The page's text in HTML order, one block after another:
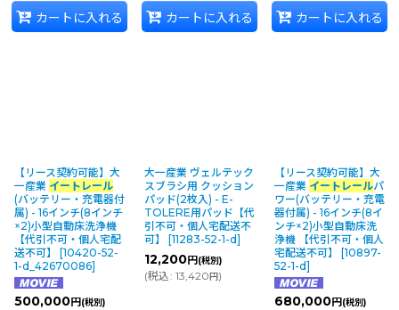
カートに入れる カートに入れる カートに入れる
【リース契約可能】大
一産業 イートレール
(バッテリー・充電器付
属) - 16インチ(8インチ
×2)小型自動床洗浄機
【代引不可・個人宅配
送不可】
[10420-52-
1-d_42670086]
500,000円 (税別)
大一産業 ヴェルテック
スブラシ用 クッション
パッド(2枚入) - E-
TOLERE用パッド【代
引不可・個人宅配送不
可】
[11283-52-1-d]
12,200円 (税別)
(税込: 13,420円)
【リース契約可能】大
一産業 イートレールパ
ワー(バッテリー・充電
器付属) - 16インチ(8イ
ンチ×2)小型自動床洗
浄機 【代引不可・個人
宅配送不可】
[10897-
52-1-d]
680,000円 (税別)